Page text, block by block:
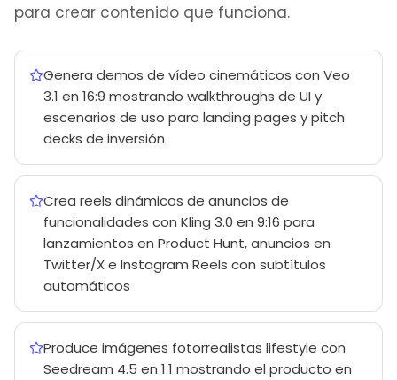
para crear contenido que funciona.
Genera demos de vídeo cinemáticos con Veo
3.1 en 16:9 mostrando walkthroughs de UI y
escenarios de uso para landing pages y pitch
decks de inversión
Crea reels dinámicos de anuncios de
funcionalidades con Kling 3.0 en 9:16 para
lanzamientos en Product Hunt, anuncios en
Twitter/X e Instagram Reels con subtítulos
automáticos
Produce imágenes fotorrealistas lifestyle con
Seedream 4.5 en 1:1 mostrando el producto en